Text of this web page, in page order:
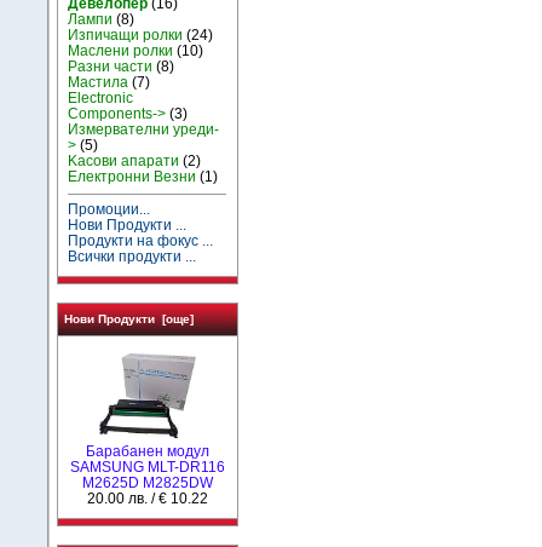
Девелопер (16)
Лампи (8)
Изпичащи ролки (24)
Маслени ролки (10)
Разни части (8)
Мастила (7)
Electronic
Components-> (3)
Измервателни уреди-
> (5)
Kасови апарати (2)
Електронни Везни (1)
Промоции...
Нови Продукти ...
Продукти на фокус ...
Всички продукти ...
Нови Продукти [още]
Барабанен модул
SAMSUNG MLT-DR116
M2625D M2825DW
20.00 лв. / € 10.22